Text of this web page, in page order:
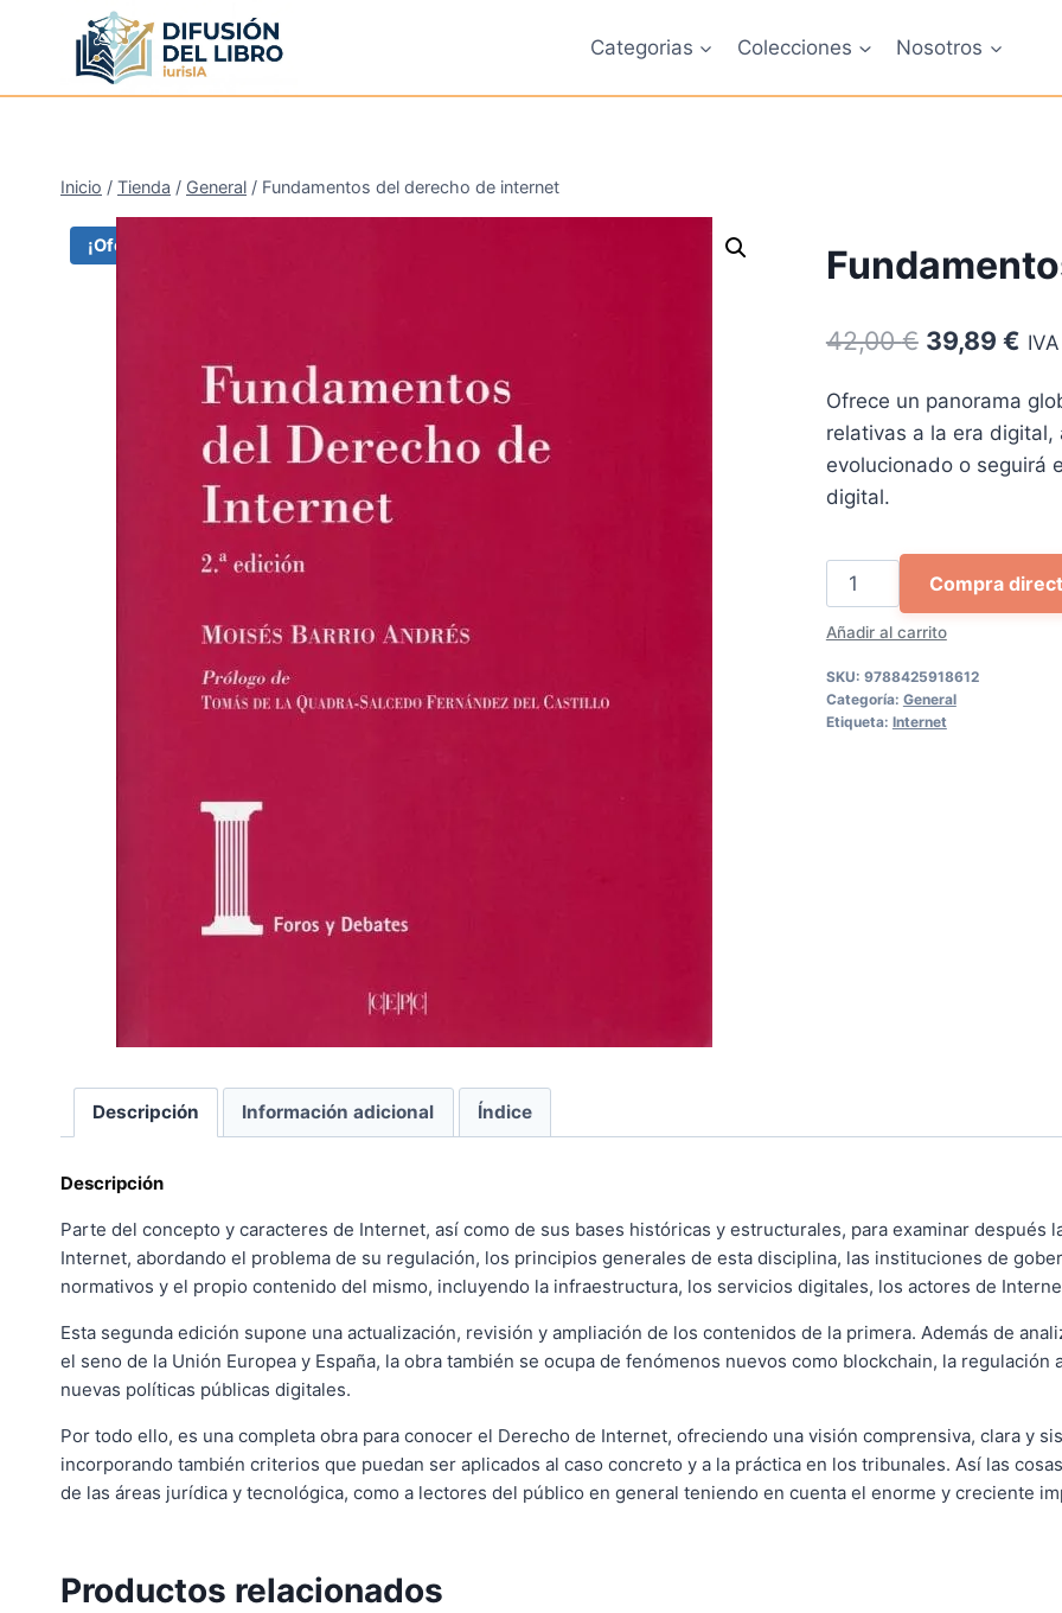
contenido
Categorias Colecciones Nosotros
Inicio / Tienda / General / Fundamentos del derecho de internet
¡Oferta!
42,00€ El
original
era:
39,89 €El
es:
Ofrece un panorama
relativas a la era digital,
evolucionado o seguirá
digital.
Fundamentos
del
derecho
de
internet
cantidad
Añadir al carrito
Compra
SKU: 9788425918612
Categoría: General
Etiqueta: Internet
Descripción Información adicional Índice
Descripción
Parte del concepto y caracteres de Internet, así como de sus bases históricas y estructurales, para examinar después
Internet, abordando el problema de su regulación, los principios generales de esta disciplina, las instituciones de
normativos y el propio contenido del mismo, incluyendo la infraestructura, los servicios digitales, los actores de
Esta segunda edición supone una actualización, revisión y ampliación de los contenidos de la primera. Además de
el seno de la Unión Europea y España, la obra también se ocupa de fenómenos nuevos como blockchain, la
nuevas políticas públicas digitales.
Por todo ello, es una completa obra para conocer el Derecho de Internet, ofreciendo una visión comprensiva, clara y
incorporando también criterios que puedan ser aplicados al caso concreto y a la práctica en los tribunales. Así las
de las áreas jurídica y tecnológica, como a lectores del público en general teniendo en cuenta el enorme y creciente
Productos relacionados